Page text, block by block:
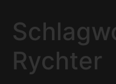
Rychter